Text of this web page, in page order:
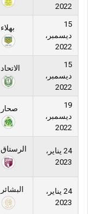
2022
15
ديسمبر،
2022
بهلاء
15
ديسمبر،
2022
الاتحاد
19
ديسمبر،
2022
صحار
24 يناير،
2023
الرستاق
24 يناير،
2023
البشائر